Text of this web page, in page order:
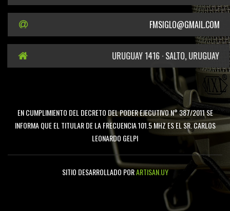
FMSIGLO@GMAIL.COM
URUGUAY 1416 · SALTO, URUGUAY
EN CUMPLIMIENTO DEL DECRETO DEL PODER EJECUTIVO N° 387/2011 SE
INFORMA QUE EL TITULAR DE LA FRECUENCIA 101.5 MHZ ES EL SR. CARLOS
LEONARDO GELPI
SITIO DESARROLLADO PORARTISAN.UY